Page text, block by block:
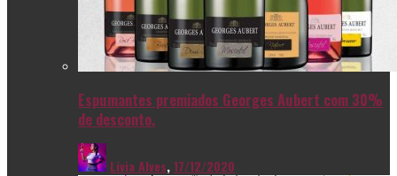
Espumantes premiados Georges Aubert com 30%
de desconto.
Livia Alves,17/12/2020